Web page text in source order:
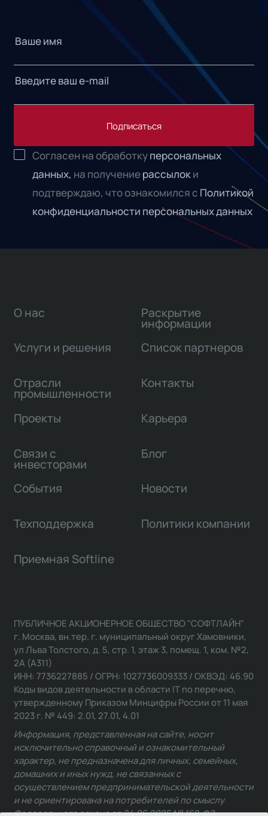
Подписаться
Согласен на обработкуперсональных
данных, на получениерассылоки
подтверждаю, что ознакомился с Политикой
конфиденциальности персональных данных
О нас
Услуги и решения
Отрасли
промышленности
Проекты
Связи с
инвесторами
Раскрытие
информации
Список партнеров
Контакты
Карьера
Блог
События Новости
Техподдержка Политики компании
Приемная Softline
ПУБЛИЧНОЕ АКЦИОНЕРНОЕ ОБЩЕСТВО "СОФТЛАЙН"
г. Москва, вн.тер. г. муниципальный округ Хамовники,
ул Льва Толстого, д. 5, стр. 1, этаж 3, помещ. 1, ком. №2,
2А (А311)
ИНН: 7736227885 / ОГРН: 1027736009333 / ОКВЭД: 46.90
Коды видов деятельности в области IT по перечню,
утвержденному Приказом Минцифры России от 11 мая
2023 г. № 449: 2.01, 27.01, 4.01
Информация, представленная на сайте, носит
исключительно справочный и ознакомительный
характер, не предназначена для личных, семейных,
домашних и иных нужд, не связанных с
осуществлением предпринимательской деятельности
и не ориентирована на потребителей по смыслу
Федерального закона от 24.06.2025 № 168-ФЗ.